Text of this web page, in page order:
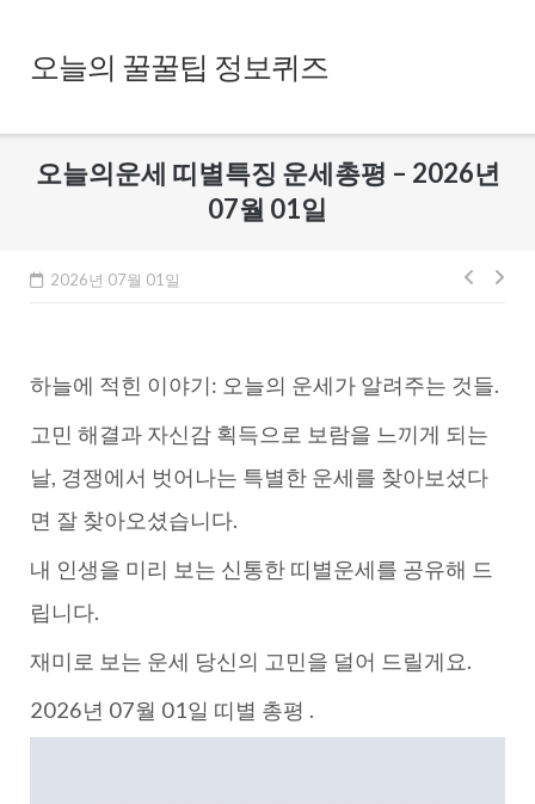
content오늘의 꿀꿀팁 정보퀴즈
오늘의운세 띠별특징 운세총평 – 2026년
07월 01일
2026년 07월 01일
글
게
이
하늘에 적힌 이야기: 오늘의 운세가 알려주는 것들.
고민 해결과 자신감 획득으로 보람을 느끼게 되는
날, 경쟁에서 벗어나는 특별한 운세를 찾아보셨다
면 잘 찾아오셨습니다.
내 인생을 미리 보는 신통한 띠별운세를 공유해 드
립니다.
재미로 보는 운세 당신의 고민을 덜어 드릴게요.
2026년 07월 01일 띠별 총평 .